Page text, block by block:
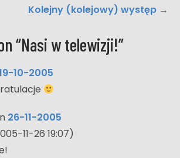
Kolejny (kolejowy) występ →
“Nasi w telewizji!”
10-2005
26-11-2005
11-26 19:07)